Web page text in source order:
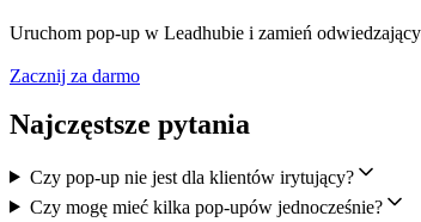
Uruchom pop-up w Leadhubie i zamień
Zacznij za darmo
Najczęstsze pytania
Czy pop-up nie jest dla klientów irytujący?
Czy mogę mieć kilka pop-upów jednocześnie?